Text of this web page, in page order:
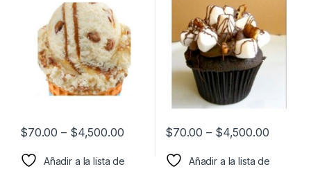
$70.00 – $4,500.00
Añadir a la lista de
$70.00 – $4,500.00
Añadir a la lista de